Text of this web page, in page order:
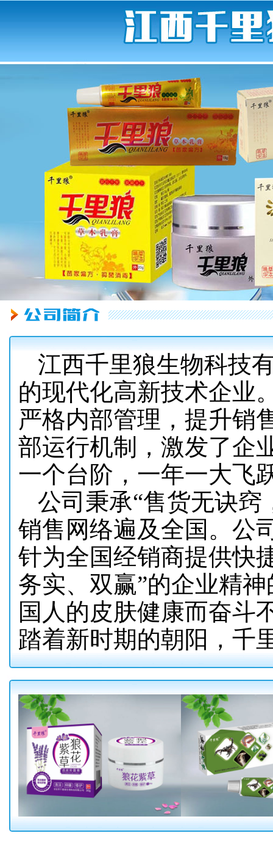
江西千里狼生物科技
的现代化高新技术企业
严格内部管理，提升销
部运行机制，激发了企
一个台阶，一年一大飞
公司秉承“售货无诀
销售网络遍及全国。公
针为全国经销商提供快
务实、双赢”的企业精
国人的皮肤健康而奋斗
踏着新时期的朝阳，千